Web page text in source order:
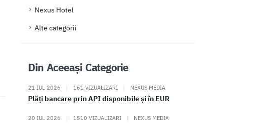
Nexus Hotel
Alte categorii
Din Aceeași Categorie
21 IUL 2026 | 161 VIZUALIZARI | NEXUS MEDIA
Plăți bancare prin API disponibile și în EUR
20 IUL 2026 | 1510 VIZUALIZARI | NEXUS MEDIA